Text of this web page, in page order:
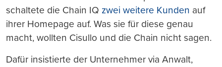
schaltete die Chain IQ zwei weitere Kunden auf
ihrer Homepage auf. Was sie für diese genau
macht, wollten Cisullo und die Chain nicht sagen.
Dafür insistierte der Unternehmer via Anwalt,